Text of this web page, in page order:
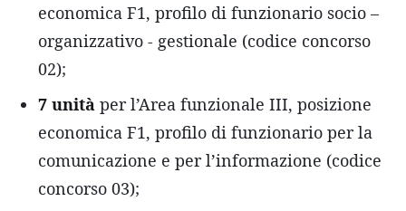
economica F1, profilo di funzionario socio –
organizzativo - gestionale (codice concorso
02);
7 unità per l’Area funzionale III, posizione
economica F1, profilo di funzionario per la
comunicazione e per l’informazione (codice
concorso 03);